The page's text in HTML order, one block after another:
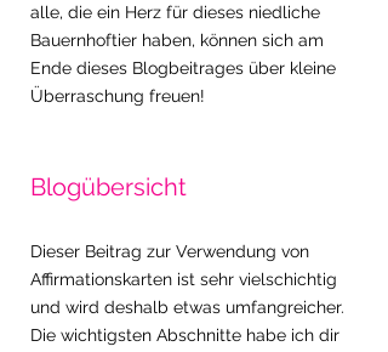
alle, die ein Herz für dieses niedliche
Bauernhoftier haben, können sich am
Ende dieses Blogbeitrages über kleine
Überraschung freuen!
Blogübersicht
Dieser Beitrag zur Verwendung von
Affirmationskarten ist sehr vielschichtig
und wird deshalb etwas umfangreicher.
Die wichtigsten Abschnitte habe ich dir